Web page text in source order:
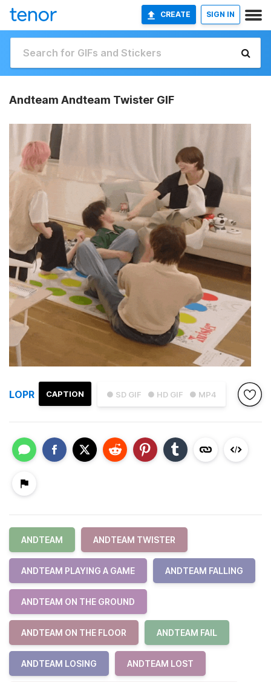
CREATE SIGN IN
Andteam Andteam Twister GIF
● SD GIF ● HD GIF ● MP4
CAPTION
LOPR
ANDTEAM ANDTEAM TWISTER
ANDTEAM PLAYING A GAME ANDTEAM FALLING
ANDTEAM ON THE GROUND
ANDTEAM ON THE FLOOR ANDTEAM FAIL
ANDTEAM LOSING ANDTEAM LOST